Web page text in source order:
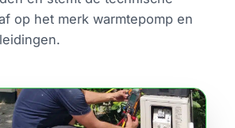
op het merk warmtepomp en